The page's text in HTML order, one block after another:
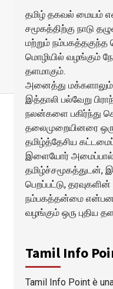
தமிழ் தகவல் மையம்
சமூகத்திற்கு நாடு
மற்றும்
மொழியில் வழங்கும்
தளமாகும்.
அனைத்து மக்களாலும்
இத்தாலி பல்வேறு
நலன்களை
தலைமுறையினரை
தமிழ்த்தேசிய
இளையோர் அமைப்பால்
தமிழ்ச்சமூகத்துடன்,
பெறப்பட்டு,
நம்பகத்தன்மை என்பன
வழங்கும் ஒரு புதிய
Tamil Info
Tamil Info Point è